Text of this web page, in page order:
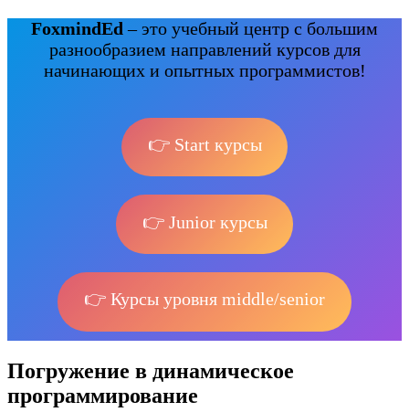
FoxmindEd – это учебный центр с большим
разнообразием направлений курсов для
начинающих и опытных программистов!
👉 Start курсы
👉 Junior курсы
👉 Курсы уровня middle/senior
Погружение в динамическое
программирование